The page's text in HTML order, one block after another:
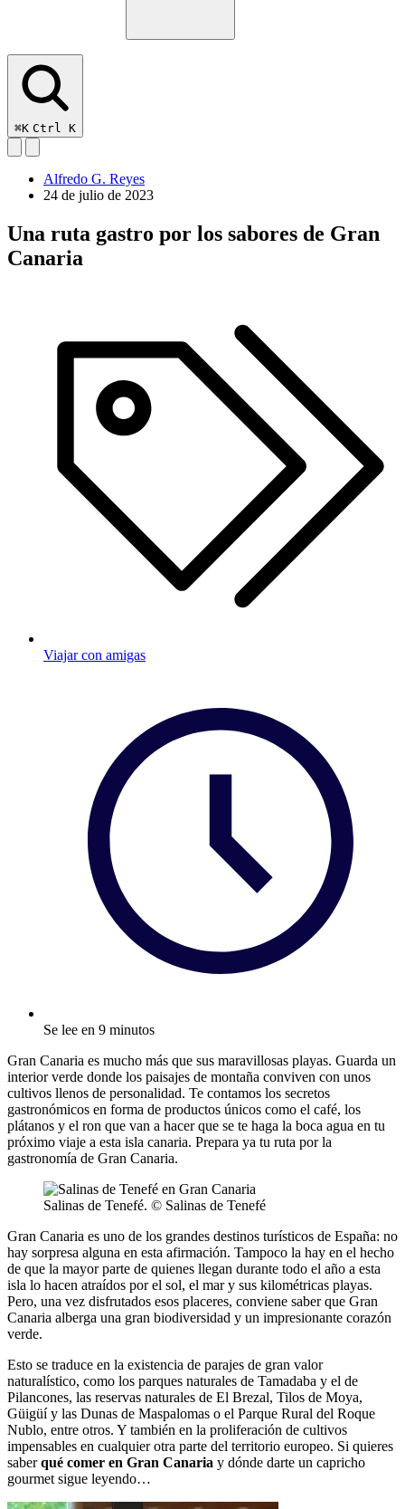
⌘K Ctrl K
Alfredo G. Reyes
24 de julio de 2023
Una ruta gastro por los sabores de Gran
Canaria
Viajar con amigas
Se lee en 9 minutos
Gran Canaria es mucho más que sus maravillosas playas. Guarda un
interior verde donde los paisajes de montaña conviven con unos
cultivos llenos de personalidad. Te contamos los secretos
gastronómicos en forma de productos únicos como el café, los
plátanos y el ron que van a hacer que se te haga la boca agua en tu
próximo viaje a esta isla canaria. Prepara ya tu ruta por la
gastronomía de Gran Canaria.
Salinas de Tenefé. © Salinas de Tenefé
Gran Canaria es uno de los grandes destinos turísticos de España: no
hay sorpresa alguna en esta afirmación. Tampoco la hay en el hecho
de que la mayor parte de quienes llegan durante todo el año a esta
isla lo hacen atraídos por el sol, el mar y sus kilométricas playas.
Pero, una vez disfrutados esos placeres, conviene saber que Gran
Canaria alberga una gran biodiversidad y un impresionante corazón
verde.
Esto se traduce en la existencia de parajes de gran valor
naturalístico, como los parques naturales de Tamadaba y el de
Pilancones, las reservas naturales de El Brezal, Tilos de Moya,
Güigüí y las Dunas de Maspalomas o el Parque Rural del Roque
Nublo, entre otros. Y también en la proliferación de cultivos
impensables en cualquier otra parte del territorio europeo. Si quieres
saberqué comer en Gran Canaria y dónde darte un capricho
gourmet sigue leyendo…